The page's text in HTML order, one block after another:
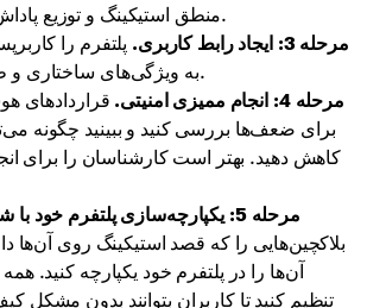
منطق استیکینگ و توزیع پاداش ضروری هستند.
مرحله 3: ایجاد رابط کاربری.
پلتفرم را
به ویژگی‌های ساختاری و طراحی توجه کنید.
مرحله 4: انجام ممیزی امنیتی.
قراردادهای
برای ضعف‌ها بررسی کنید و ببینید چگونه
کاهش دهید. بهتر است کارشناسان را برای
مرحله 5: یکپارچه‌سازی پلتفرم خود با شبکه‌های بلاکچین.
بلاکچین‌هایی را که قصد استیکینگ روی آن‌ها
آن‌ها را در پلتفرم خود یکپارچه کنید.
تنظیم کنید تا کاربران بتوانند بدون مشکل